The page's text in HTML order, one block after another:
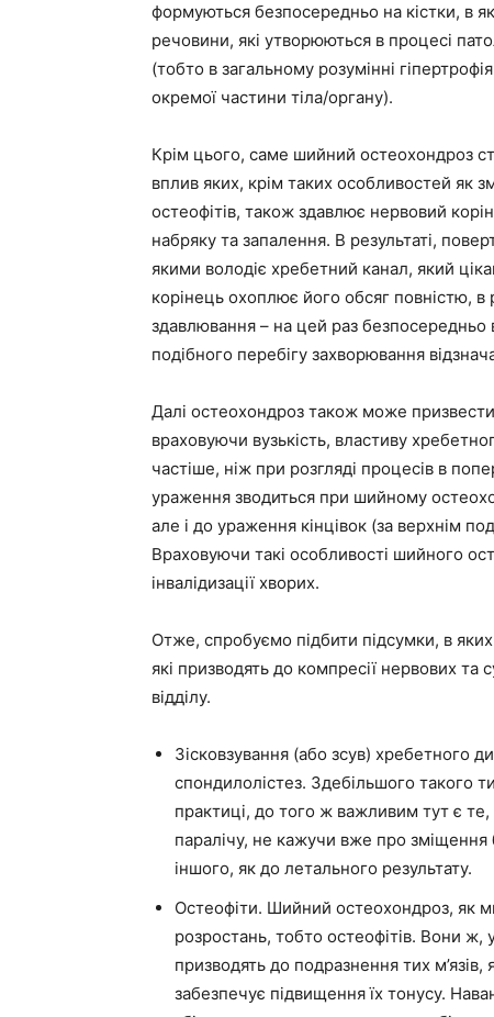
формуються безпосередньо на кістки, в
речовини, які утворюються в процесі
(тобто в загальному розумінні
окремої частини тіла/органу).
Крім цього, саме шийний остеохондроз
вплив яких, крім таких особливостей як
остеофітів, також здавлює нервовий
набряку та запалення. В результаті,
якими володіє хребетний канал, який
корінець охоплює його обсяг повністю, в
здавлювання – на цей раз безпосередньо
подібного перебігу захворювання
Далі остеохондроз також може
враховуючи вузькість, властиву
частіше, ніж при розгляді процесів в
ураження зводиться при шийному
але і до ураження кінцівок (за верхнім
Враховуючи такі особливості шийного
інвалідизації хворих.
Отже, спробуємо підбити підсумки, в
які призводять до компресії нервових
відділу.
Зісковзування (або зсув) хребетного
спондилолістез. Здебільшого такого
практиці, до того ж важливим тут є
паралічу, не кажучи вже про зміщення
іншого, як до летального результату.
Остеофіти. Шийний остеохондроз, як
розростань, тобто остеофітів. Вони ж,
призводять до подразнення тих
забезпечує підвищення їх тонусу.